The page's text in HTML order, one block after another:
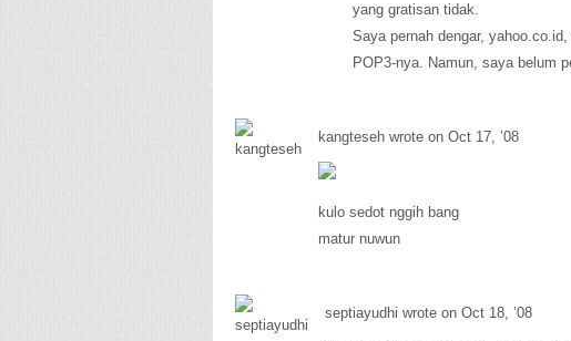
yang gratisan tidak.
Saya pernah dengar,
POP3-nya. Namun, saya belum
kangteseh wrote on Oct 17, ’08
kulo sedot nggih bang
matur nuwun
septiayudhi wrote on Oct 18, ’08